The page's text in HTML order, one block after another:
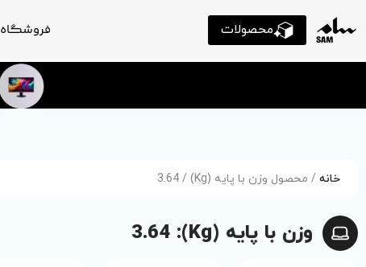
محصولات فروشگاه
خانه / محصول وزن با پایه (Kg) / 3.64
وزن با پایه (Kg): 3.64